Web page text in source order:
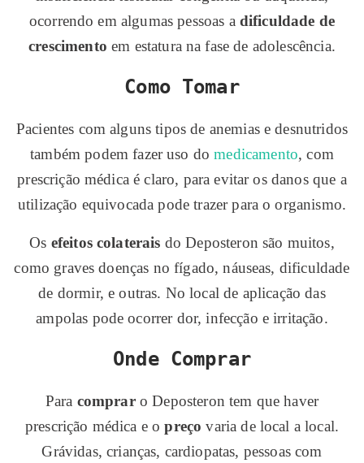
ocorrendo em algumas pessoas a dificuldade de
crescimento em estatura na fase de adolescência.
Como Tomar
Pacientes com alguns tipos de anemias e desnutridos
também podem fazer uso domedicamento, com
prescrição médica é claro, para evitar os danos que a
utilização equivocada pode trazer para o organismo.
Os efeitos colaterais do Deposteron são muitos,
como graves doenças no fígado, náuseas, dificuldade
de dormir, e outras. No local de aplicação das
ampolas pode ocorrer dor, infecção e irritação.
Onde Comprar
Para compraro Deposteron tem que haver
prescrição médica e opreço varia de local a local.
Grávidas, crianças, cardiopatas, pessoas com